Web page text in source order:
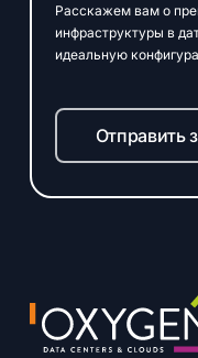
Расскажем вам о
инфраструктуры в
идеальную
Отправить